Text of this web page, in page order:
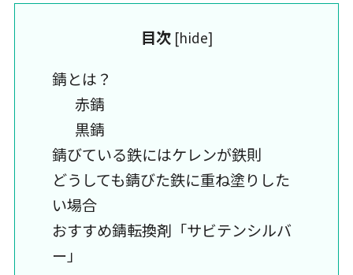
目次 [hide]
錆とは？
赤錆
黒錆
錆びている鉄にはケレンが鉄則
どうしても錆びた鉄に重ね塗りした
い場合
おすすめ錆転換剤「サビテンシルバ
ー」